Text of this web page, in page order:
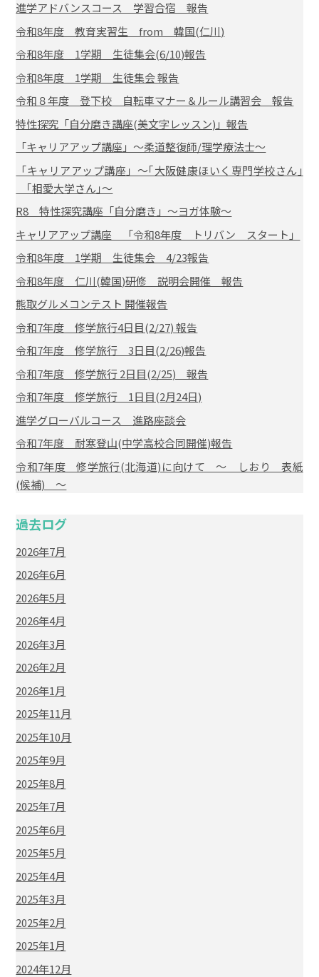
進学アドバンスコース 学習合宿 報告
令和8年度 教育実習生 from 韓国(仁川)
令和8年度 1学期 生徒集会(6/10)報告
令和8年度 1学期 生徒集会 報告
令和８年度 登下校 自転車マナー＆ルール講習会 報告
特性探究「自分磨き講座(美文字レッスン)」報告
「キャリアアップ講座」～柔道整復師/理学療法士～
「キャリアアップ講座」～｢大阪健康ほいく専門学校さん｣
｢相愛大学さん｣～
R8 特性探究講座「自分磨き」～ヨガ体験～
キャリアアップ講座 「令和8年度 トリバン スタート」
令和8年度 1学期 生徒集会 4/23報告
令和8年度 仁川(韓国)研修 説明会開催 報告
熊取グルメコンテスト 開催報告
令和7年度 修学旅行4日目(2/27) 報告
令和7年度 修学旅行 3日目(2/26)報告
令和7年度 修学旅行 2日目(2/25) 報告
令和7年度 修学旅行 1日目(2月24日)
進学グローバルコース 進路座談会
令和7年度 耐寒登山(中学高校合同開催)報告
令和7年度 修学旅行(北海道)に向けて ～ しおり 表紙
(候補) ～
過去ログ
2026年7月
2026年6月
2026年5月
2026年4月
2026年3月
2026年2月
2026年1月
2025年11月
2025年10月
2025年9月
2025年8月
2025年7月
2025年6月
2025年5月
2025年4月
2025年3月
2025年2月
2025年1月
2024年12月